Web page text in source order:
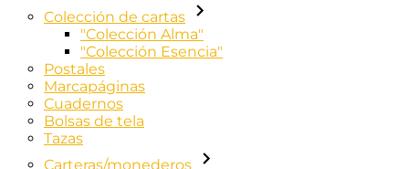
Colección de cartas
"Colección Alma"
"Colección Esencia"
Postales
Marcapáginas
Cuadernos
Bolsas de tela
Tazas
Carteras/monederos